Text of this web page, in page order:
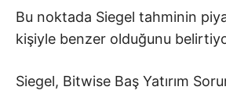
Bu noktada Siegel tahminin
kişiyle benzer olduğunu
Siegel, Bitwise Baş Yatırım